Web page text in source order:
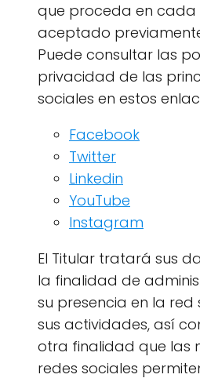
que proceda en cada
aceptado
Puede consultar las
privacidad de las
sociales en estos
Facebook
Twitter
Linkedin
YouTube
Instagram
El Titular tratará sus
la finalidad de
su presencia en la
sus actividades, así
otra finalidad que las
redes sociales